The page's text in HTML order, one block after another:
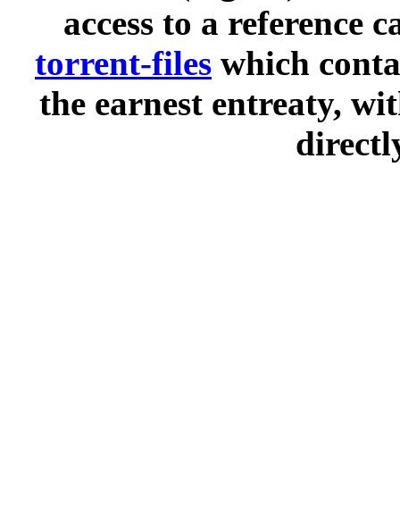
access to a reference
torrent-files which
the earnest entreaty,